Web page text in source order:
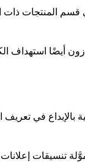
المنتجات ذات
أيضًا استهداف
بالإبداع في تعريف
تنسيقات إعلانات